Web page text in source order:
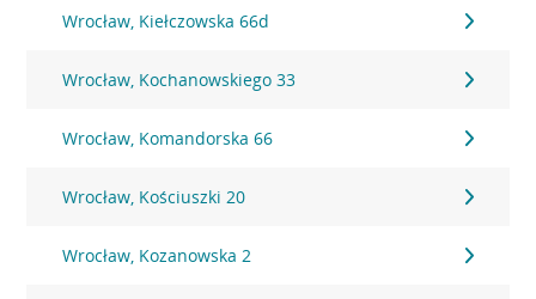
Wrocław, Kiełczowska 66d
Wrocław, Kochanowskiego 33
Wrocław, Komandorska 66
Wrocław, Kościuszki 20
Wrocław, Kozanowska 2